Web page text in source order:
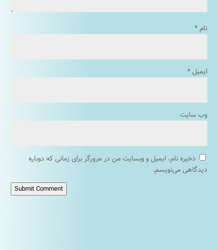
نام*
ایمیل*
وب‌ سایت
ذخیره نام، ایمیل و وبسایت من در مرورگر برای زمانی که دوباره
دیدگاهی می‌نویسم.
Submit Comment